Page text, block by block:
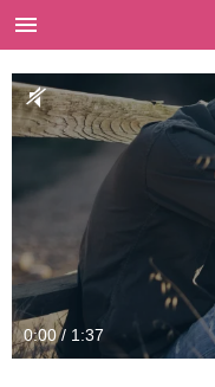
0:00 / 1:37